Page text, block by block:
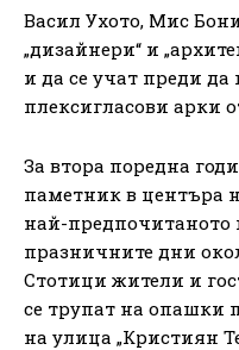
Васил Ухото, Мис
„дизайнери“ и
и да се учат преди да
плексигласови арки
За втора поредна
паметник в центъра
най-предпочитаното
празничните дни
Стотици жители и
се трупат на опашки
на улица „Кристиян